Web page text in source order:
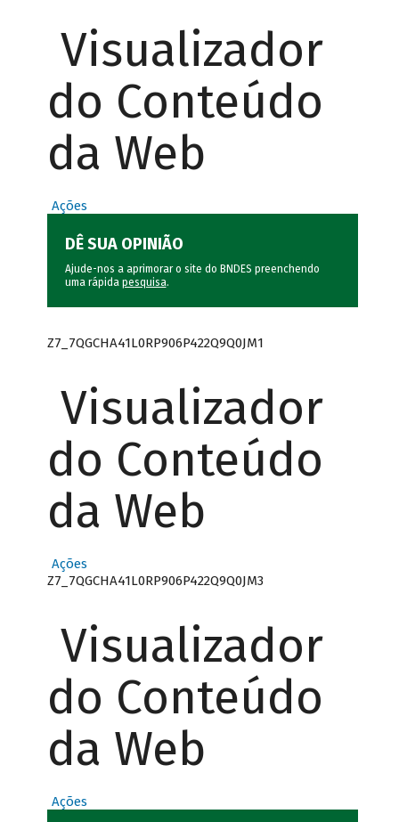
Visualizador
do Conteúdo
da Web
Ações
DÊ SUA OPINIÃO
Ajude-nos a aprimorar o site do BNDES preenchendo
uma rápida pesquisa.
Z7_7QGCHA41L0RP906P422Q9Q0JM1
Visualizador
do Conteúdo
da Web
Ações
Z7_7QGCHA41L0RP906P422Q9Q0JM3
Visualizador
do Conteúdo
da Web
Ações